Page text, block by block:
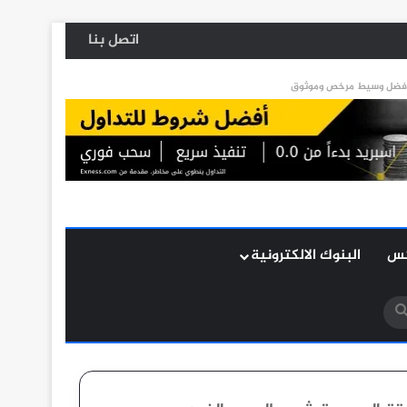
اتصل بنا
البنوك الالكترونية
بحث
عن